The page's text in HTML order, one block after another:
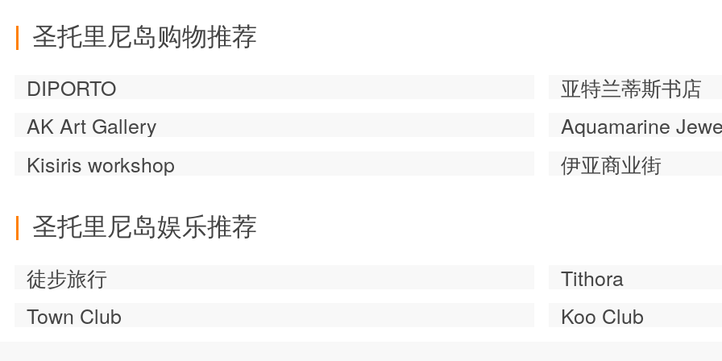
圣托里尼岛购物推荐
DIPORTO
亚特兰蒂斯书店
AK Art Gallery
Aquamarine
Kisiris workshop
伊亚商业街
圣托里尼岛娱乐推荐
徒步旅行
Tithora
Town Club
Koo Club